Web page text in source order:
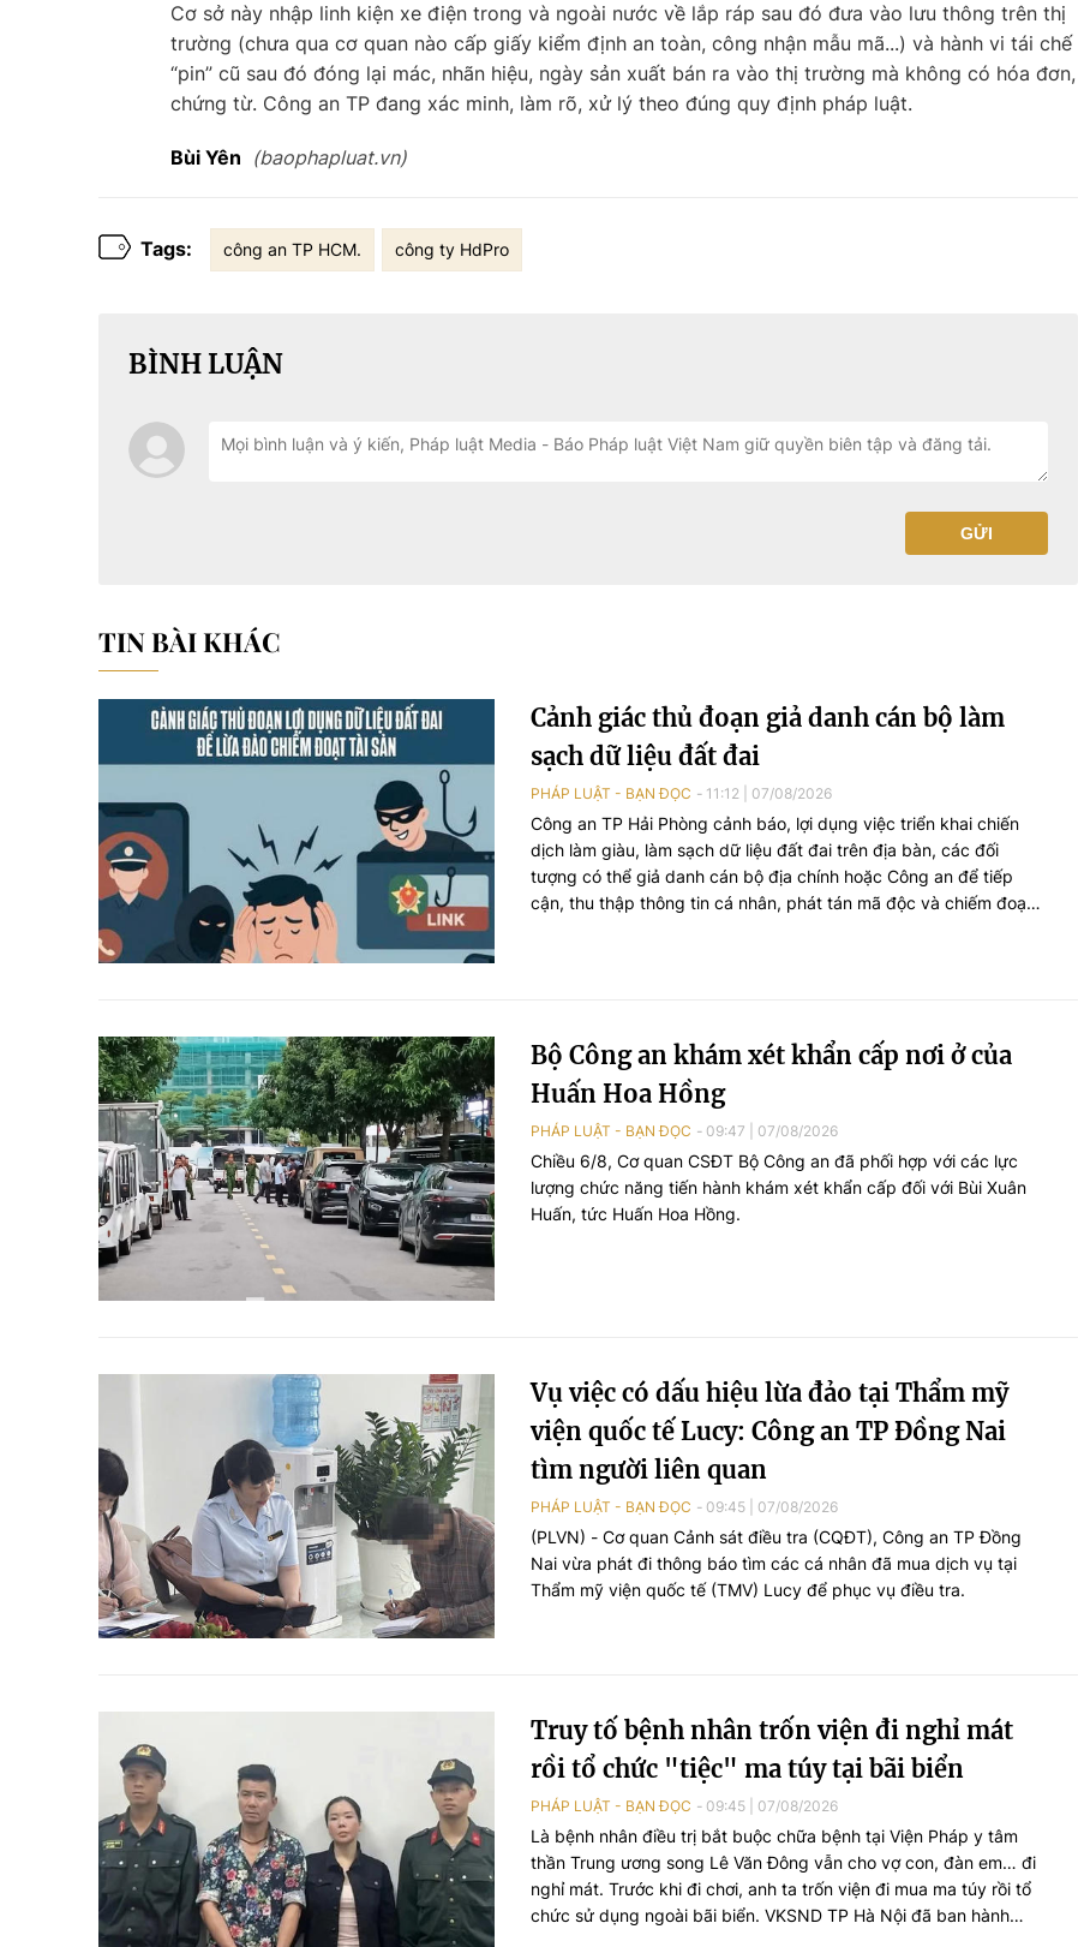
Cơ sở này nhập linh kiện xe điện trong và ngoài nước về lắp ráp sau đó đưa vào lưu thông trên thị
trường (chưa qua cơ quan nào cấp giấy kiểm định an toàn, công nhận mẫu mã...) và hành vi tái chế
“pin” cũ sau đó đóng lại mác, nhãn hiệu, ngày sản xuất bán ra vào thị trường mà không có hóa đơn,
chứng từ. Công an TP đang xác minh, làm rõ, xử lý theo đúng quy định pháp luật.
Bùi Yên (baophapluat.vn)
Tags: công an TP HCM. công ty HdPro
BÌNH LUẬN
GỬI
TIN BÀI KHÁC
Cảnh giác thủ đoạn giả danh cán bộ làm
sạch dữ liệu đất đai
PHÁP LUẬT - BẠN ĐỌC 11:12 07/08/2026
Công an TP Hải Phòng cảnh báo, lợi dụng việc triển khai chiến
dịch làm giàu, làm sạch dữ liệu đất đai trên địa bàn, các đối
tượng có thể giả danh cán bộ địa chính hoặc Công an để tiếp
cận, thu thập thông tin cá nhân, phát tán mã độc và chiếm đoạt
Bộ Công an khám xét khẩn cấp nơi ở của
Huấn Hoa Hồng
PHÁP LUẬT - BẠN ĐỌC 09:47 07/08/2026
Chiều 6/8, Cơ quan CSĐT Bộ Công an đã phối hợp với các lực
lượng chức năng tiến hành khám xét khẩn cấp đối với Bùi Xuân
Huấn, tức Huấn Hoa Hồng.
Vụ việc có dấu hiệu lừa đảo tại Thẩm mỹ
viện quốc tế Lucy: Công an TP Đồng Nai
tìm người liên quan
PHÁP LUẬT - BẠN ĐỌC 09:45 07/08/2026
(PLVN) - Cơ quan Cảnh sát điều tra (CQĐT), Công an TP Đồng
Nai vừa phát đi thông báo tìm các cá nhân đã mua dịch vụ tại
Thẩm mỹ viện quốc tế (TMV) Lucy để phục vụ điều tra.
Truy tố bệnh nhân trốn viện đi nghỉ mát
rồi tổ chức "tiệc" ma túy tại bãi biển
PHÁP LUẬT - BẠN ĐỌC 09:45 07/08/2026
Là bệnh nhân điều trị bắt buộc chữa bệnh tại Viện Pháp y tâm
thần Trung ương song Lê Văn Đông vẫn cho vợ con, đàn em… đi
nghỉ mát. Trước khi đi chơi, anh ta trốn viện đi mua ma túy rồi tổ
chức sử dụng ngoài bãi biển. VKSND TP Hà Nội đã ban hành